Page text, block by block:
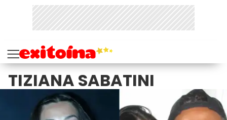
TIZIANA SABATINI